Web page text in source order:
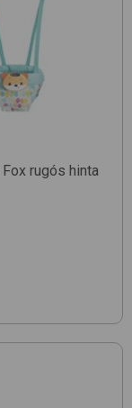
Fox rugós hinta